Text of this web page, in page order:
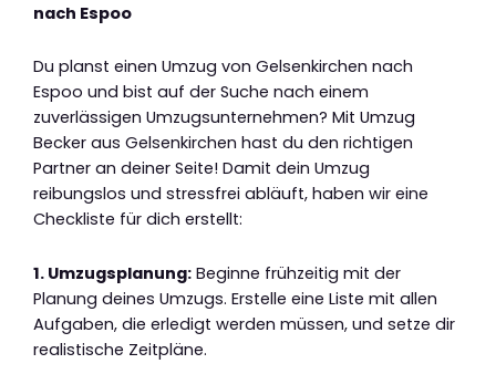
nach Espoo
Du planst einen Umzug von Gelsenkirchen nach
Espoo und bist auf der Suche nach einem
zuverlässigen Umzugsunternehmen? Mit Umzug
Becker aus Gelsenkirchen hast du den richtigen
Partner an deiner Seite! Damit dein Umzug
reibungslos und stressfrei abläuft, haben wir eine
Checkliste für dich erstellt:
1. Umzugsplanung: Beginne frühzeitig mit der
Planung deines Umzugs. Erstelle eine Liste mit allen
Aufgaben, die erledigt werden müssen, und setze dir
realistische Zeitpläne.